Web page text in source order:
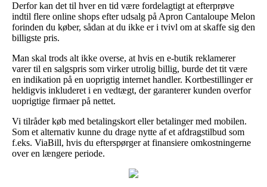
Derfor kan det til hver en tid være fordelagtigt at efterprøve
indtil flere online shops efter udsalg på Apron Cantaloupe Melon
forinden du køber, sådan at du ikke er i tvivl om at skaffe sig den
billigste pris.
Man skal trods alt ikke overse, at hvis en e-butik reklamerer
varer til en salgspris som virker utrolig billig, burde det tit være
en indikation på en uoprigtig internet handler. Kortbestillinger er
heldigvis inkluderet i en vedtægt, der garanterer kunden overfor
uoprigtige firmaer på nettet.
Vi tilråder køb med betalingskort eller betalinger med mobilen.
Som et alternativ kunne du drage nytte af et afdragstilbud som
f.eks. ViaBill, hvis du efterspørger at finansiere omkostningerne
over en længere periode.